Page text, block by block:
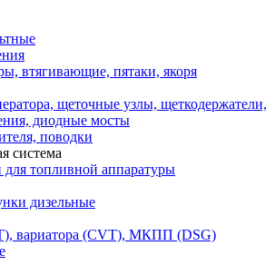
втягивающие, пятаки, якоря
щеточные узлы, щеткодержатели,
диодные мосты
поводки
система
для топливной аппаратуры
дизельные
вариатора (CVT), МКПП (DSG)